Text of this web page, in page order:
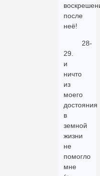
после
неё!
28-
29.
и
ничто
из
моего
достояния
в
земной
жизни
не
помогло
мне